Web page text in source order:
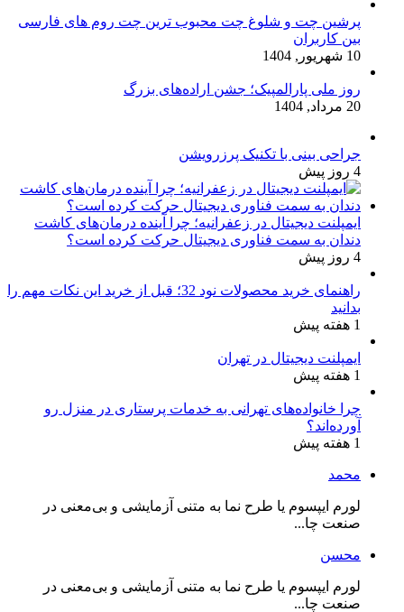
پرشین چت و شلوغ چت محبوب ترین چت روم های فارسی
بین کاربران
10 شهریور, 1404
روز ملی پارالمپیک؛ جشن اراده‌های بزرگ
20 مرداد, 1404
جراحی بینی با تکنیک پرزرویشن
4 روز پیش
ایمپلنت دیجیتال در زعفرانیه؛ چرا آینده درمان‌های کاشت
دندان به سمت فناوری دیجیتال حرکت کرده است؟
4 روز پیش
راهنمای خرید محصولات نود 32؛ قبل از خرید این نکات مهم را
بدانید
1 هفته پیش
ایمپلنت دیجیتال در تهران
1 هفته پیش
چرا خانواده‌های تهرانی به خدمات پرستاری در منزل رو
آورده‌اند؟
1 هفته پیش
محمد
لورم ایپسوم یا طرح‌ نما به متنی آزمایشی و بی‌معنی در
صنعت چا...
محسن
لورم ایپسوم یا طرح‌ نما به متنی آزمایشی و بی‌معنی در
صنعت چا...